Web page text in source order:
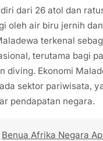
dari 26 atol dan
oleh air biru jernih
terkenal
terutama bagi
diving. Ekonomi
sektor pariwisata,
pendapatan negara.
Benua Afrika Negara